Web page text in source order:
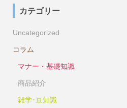
カテゴリー
Uncategorized
コラム
マナー・基礎知識
商品紹介
雑学･豆知識